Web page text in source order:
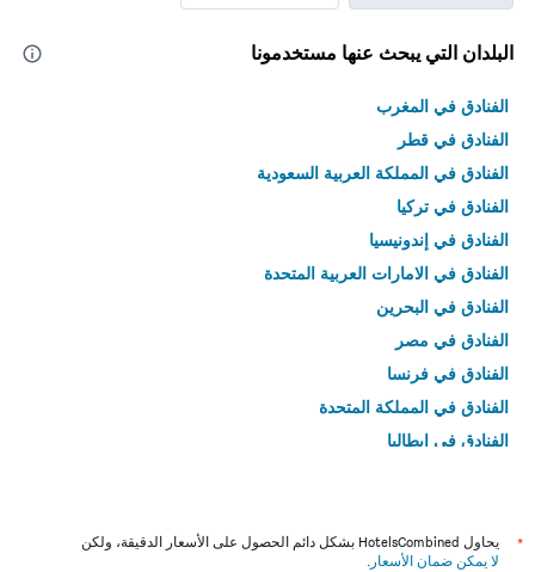
البلدان التي يبحث عنها مستخدمونا
الفنادق في المغرب
الفنادق في قطر
الفنادق في المملكة العربية السعودية
الفنادق في تركيا
الفنادق في إندونيسيا
الفنادق في الامارات العربية المتحدة
الفنادق في البحرين
الفنادق في مصر
الفنادق في فرنسا
الفنادق في المملكة المتحدة
الفنادق في إيطاليا
*
يحاول HotelsCombined بشكل دائم الحصول على الأسعار الدقيقة، ولكن
لا يمكن ضمان الأسعار .